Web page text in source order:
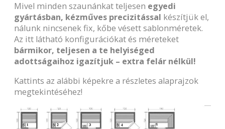
Mivel minden szaunánkat teljesen egyedi
gyártásban, kézműves precizitással készítjük el,
nálunk nincsenek fix, kőbe vésett sablonméretek.
Az itt látható konfigurációkat és méreteket
bármikor, teljesen a te helyiséged
adottságaihoz igazítjuk – extra felár nélkül!
Kattints az alábbi képekre a részletes alaprajzok
megtekintéséhez!